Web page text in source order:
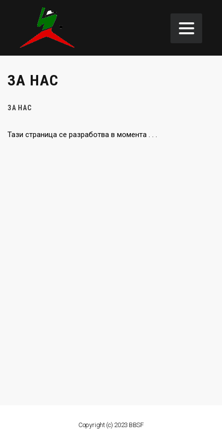
ЗА НАС
ЗА НАС
Тази страница се разработва в момента . . .
Copyright (c) 2023 BBSF